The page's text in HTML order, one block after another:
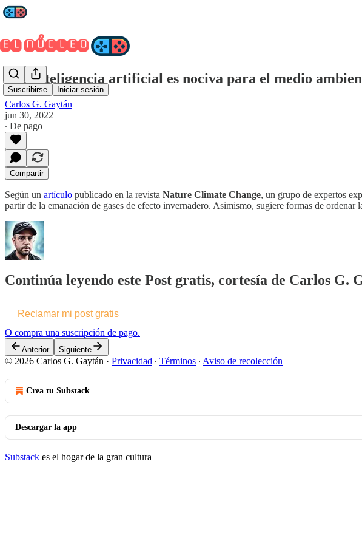
Suscribirse Iniciar sesión
¿La inteligencia artificial es nociva para el medio
Carlos G. Gaytán
jun 30, 2022
∙ De pago
Compartir
Según un artículo publicado en la revista Nature Climate Change, un grupo de expertos
partir de la emanación de gases de efecto invernadero. Asimismo, sugiere formas de
Continúa leyendo este Post gratis, cortesía de Carlos G.
Reclamar mi post gratis
O compra una suscripción de pago.
Anterior Siguiente
© 2026 Carlos G. Gaytán · Privacidad ∙ Términos ∙ Aviso de recolección
Crea tu Substack
Descargar la app
Substack es el hogar de la gran cultura